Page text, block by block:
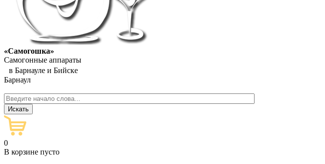
«Самогошка»
Самогонные аппараты
в Барнауле и Бийске
Барнаул
0
В корзине пусто